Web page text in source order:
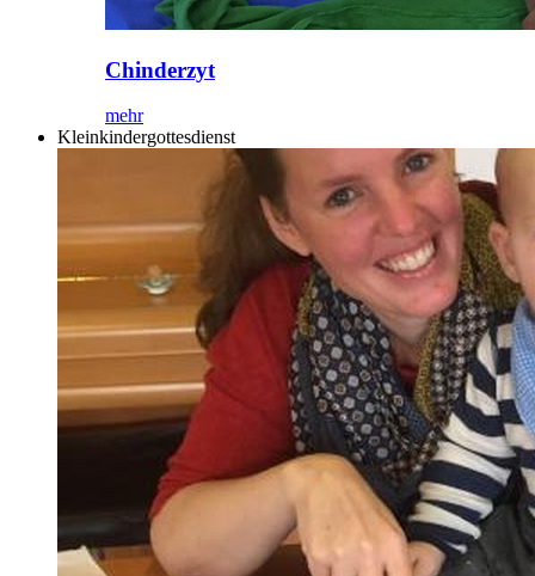
Chinderzyt
mehr
Kleinkindergottesdienst